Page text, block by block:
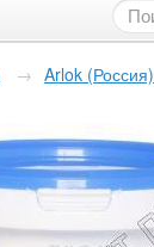
→ Arlok (Россия)